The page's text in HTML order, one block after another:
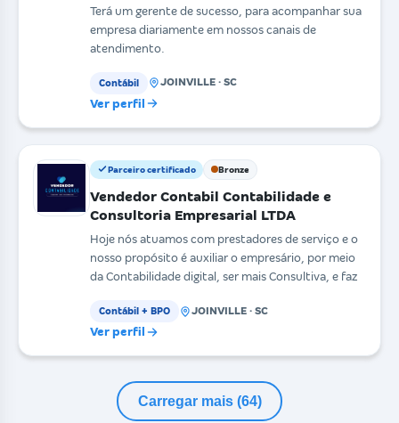
Terá um gerente de sucesso, para acompanhar sua
empresa diariamente em nossos canais de
atendimento.
Contábil JOINVILLE · SC
Ver perfil
Parceiro certificado Bronze
Vendedor Contabil Contabilidade e
Consultoria Empresarial LTDA
Hoje nós atuamos com prestadores de serviço e o
nosso propósito é auxiliar o empresário, por meio
da Contabilidade digital, ser mais Consultiva, e faz
Contábil + BPO JOINVILLE · SC
Ver perfil
Carregar mais (64)